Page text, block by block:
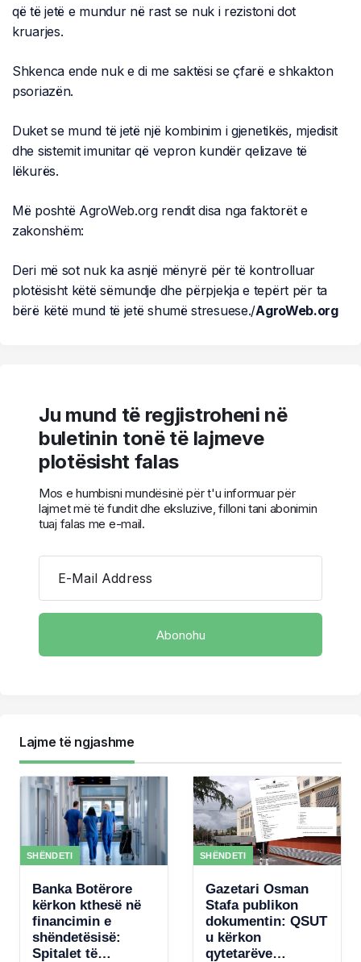
që të jetë e mundur në rast se nuk i rezistoni dot
kruarjes.
Shkenca ende nuk e di me saktësi se çfarë e shkakton
psoriazën.
Duket se mund të jetë një kombinim i gjenetikës, mjedisit
dhe sistemit imunitar që vepron kundër qelizave të
lëkurës.
Më poshtë AgroWeb.org rendit disa nga faktorët e
zakonshëm:
Deri më sot nuk ka asnjë mënyrë për të kontrolluar
plotësisht këtë sëmundje dhe përpjekja e tepërt për ta
bërë këtë mund të jetë shumë stresuese./AgroWeb.org
Ju mund të regjistroheni në
buletinin tonë të lajmeve
plotësisht falas
Mos e humbisni mundësinë për t'u informuar për
lajmet më të fundit dhe eksluzive, filloni tani abonimin
tuaj falas me e-mail.
E-Mail Address
Lajme të ngjashme
SHËNDETI
Banka Botërore
kërkon kthesë në
financimin e
shëndetësisë:
Spitalet të
SHËNDETI
Gazetari Osman
Stafa publikon
dokumentin: QSUT
u kërkon
qytetarëve